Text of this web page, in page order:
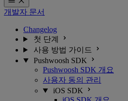
개발자 문서
Changelog
첫 단계
사용 방법 가이드
Pushwoosh SDK
Pushwoosh SDK 개요
사용자 동의 관리
iOS SDK